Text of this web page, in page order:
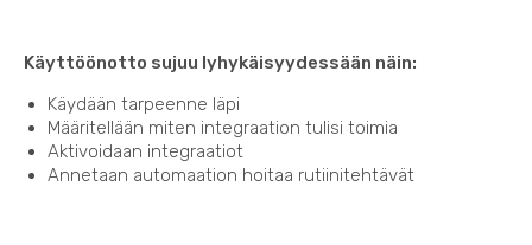
Käyttöönotto sujuu lyhykäisyydessään näin:
Käydään tarpeenne läpi
Määritellään miten integraation tulisi toimia
Aktivoidaan integraatiot
Annetaan automaation hoitaa rutiinitehtävät